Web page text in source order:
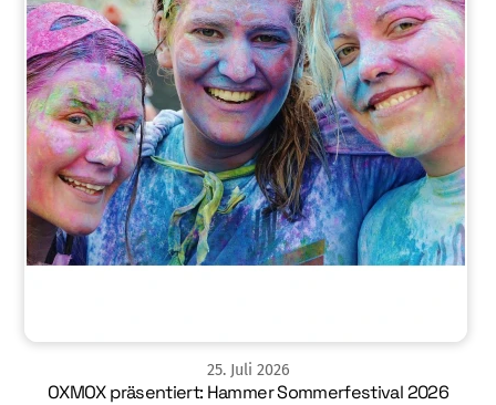
25. Juli 2026
OXMOX präsentiert: Hammer Sommerfestival 2026